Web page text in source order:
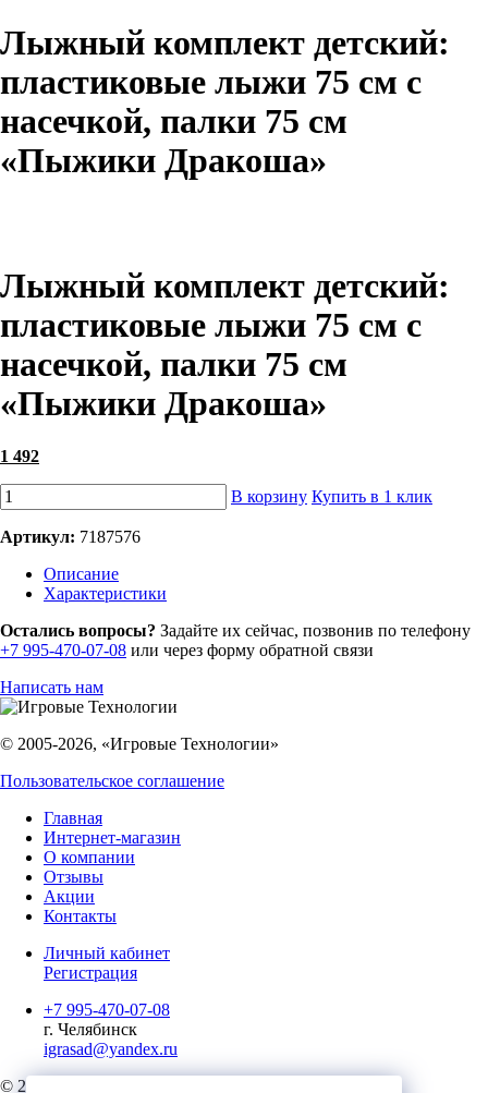
Лыжный комплект детский:
пластиковые лыжи 75 см с
насечкой, палки 75 см
«Пыжики Дракоша»
Лыжный комплект детский:
пластиковые лыжи 75 см с
насечкой, палки 75 см
«Пыжики Дракоша»
1 492
В корзину Купить в 1 клик
Артикул: 7187576
Описание
Характеристики
Остались вопросы? Задайте их сейчас, позвонив по телефону
+7 995-470-07-08 или через форму обратной связи
Написать нам
© 2005-2026, «Игровые Технологии»
Пользовательское соглашение
Главная
Интернет-магазин
О компании
Отзывы
Акции
Контакты
Личный кабинет
Регистрация
+7 995-470-07-08
г. Челябинск
igrasad@yandex.ru
© 2023, Игровые Технологии